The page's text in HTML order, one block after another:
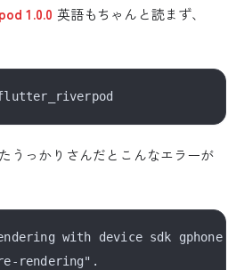
1.0.0 英語もちゃんと読まず、
うっかりさんだとこんなエラーが
with device sdk
rendering".